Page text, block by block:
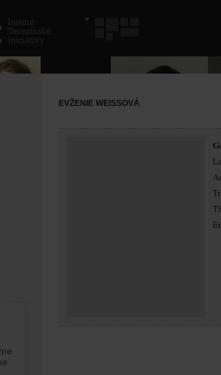
EVŽENIE WEISSOVÁ